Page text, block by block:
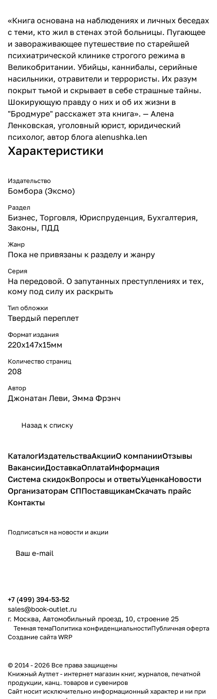
«Книга основана на наблюдениях и личных беседах
с теми, кто жил в стенах этой больницы. Пугающее
и завораживающее путешествие по старейшей
психиатрической клинике строгого режима в
Великобритании. Убийцы, каннибалы, серийные
насильники, отравители и террористы. Их разум
покрыт тьмой и скрывает в себе страшные тайны.
Шокирующую правду о них и об их жизни в
"Бродмуре" расскажет эта книга». — Алена
Ленковская, уголовный юрист, юридический
психолог, автор блога alenushka.len
Характеристики
Издательство
Бомбора (Эксмо)
Раздел
Бизнес, Торговля, Юриспруденция, Бухгалтерия,
Законы, ПДД
Жанр
Пока не привязаны к разделу и жанру
Серия
На передовой. О запутанных преступлениях и тех,
кому под силу их раскрыть
Тип обложки
Твердый переплет
Формат издания
220х147х15мм
Количество страниц
208
Автор
Джонатан Леви, Эмма Фрэнч
Назад к списку
КаталогИздательстваАкцииО компанииОтзывы
ВакансииДоставкаОплатаИнформация
Система скидокВопросы и ответыУценкаНовости
Организаторам СППоставщикамСкачать прайс
Контакты
Подписаться на новости и акции
+7 (499) 394-53-52
sales@book-outlet.ru
г. Москва, Автомобильный проезд, 10, строение 25
Темная темаПолитика конфиденциальностиПубличная оферта
Создание сайтаWRP
© 2014 - 2026 Все права защищены
Книжный Аутлет - интернет магазин книг, журналов, печатной
продукции, канц. товаров и сувениров
Cайт носит исключительно информационный характер и ни при